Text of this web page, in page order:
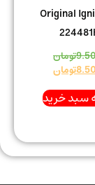
خرید